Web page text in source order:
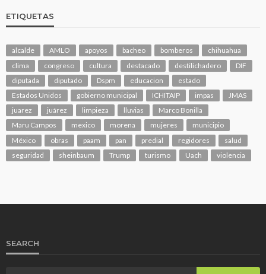
ETIQUETAS
alcalde AMLO apoyos bacheo bomberos
chihuahua
clima
congreso cultura destacado destilichadero
DIF
diputada
diputado Dspm educacion
estado
Estados Unidos
gobierno municipal ICHITAIP impas
JMAS
juarez
juárez limpieza lluvias
Marco Bonilla
Maru Campos
mexico morena mujeres
municipio
México
obras paam pan predial regidores
salud
seguridad
sheinbaum Trump turismo Uach violencia
SEARCH